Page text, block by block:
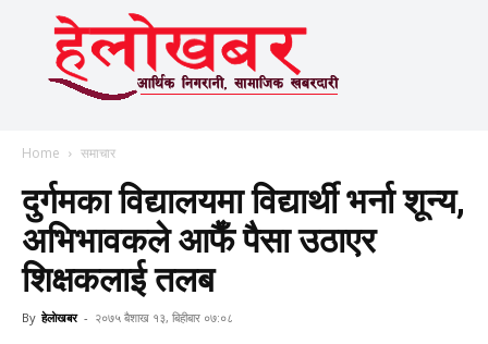
Home समाचार
दुर्गमका विद्यालयमा विद्यार्थी भर्ना शून्य,
अभिभावकले आफैँ पैसा उठाएर
शिक्षकलाई तलब
By हेलाेखबर - २०७५ बैशाख १३, बिहीबार ०७:०८